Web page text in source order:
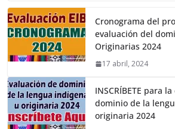
Cronograma del
evaluación del
Originarias 2024
17 abril, 2024
INSCRÍBETE para
dominio de la
originaria 2024